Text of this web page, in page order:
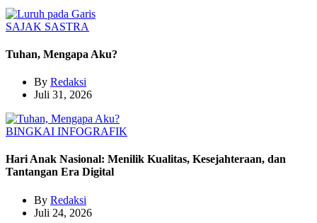
SAJAK SASTRA
Tuhan, Mengapa Aku?
By Redaksi
Juli 31, 2026
BINGKAI INFOGRAFIK
Hari Anak Nasional: Menilik Kualitas, Kesejahteraan, dan
Tantangan Era Digital
By Redaksi
Juli 24, 2026